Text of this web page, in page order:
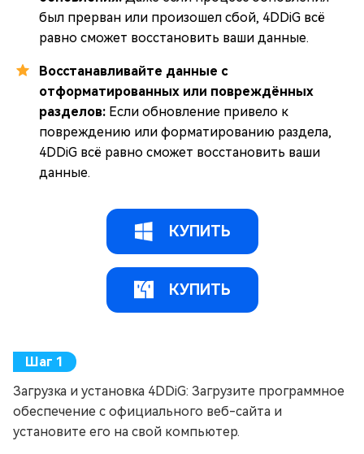
был прерван или произошел сбой, 4DDiG всё
равно сможет восстановить ваши данные.
Восстанавливайте данные с
отформатированных или повреждённых
разделов: Если обновление привело к
повреждению или форматированию раздела,
4DDiG всё равно сможет восстановить ваши
данные.
КУПИТЬ
КУПИТЬ
Загрузка и установка 4DDiG: Загрузите программное
обеспечение с официального веб-сайта и
установите его на свой компьютер.